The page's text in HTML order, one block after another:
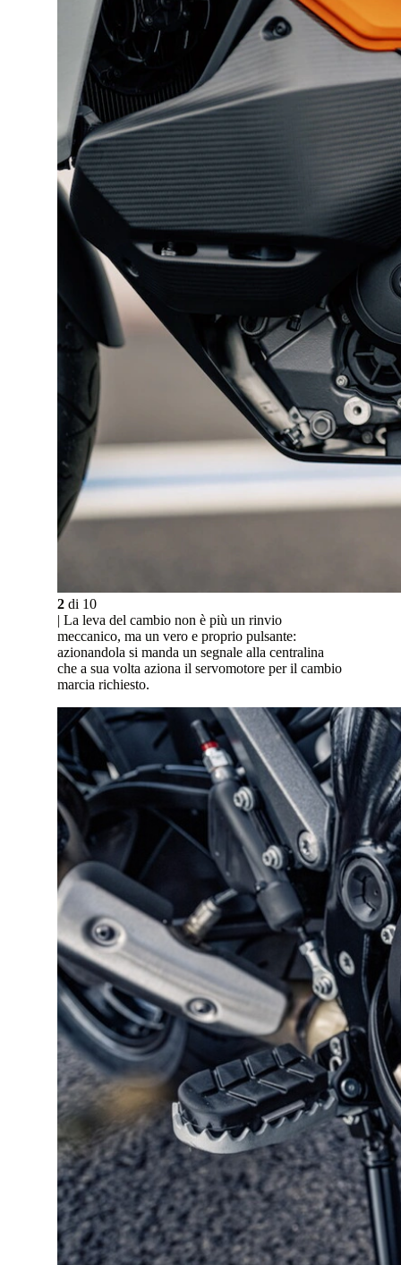
2 di 10
| La leva del cambio non è più un rinvio
meccanico, ma un vero e proprio pulsante:
azionandola si manda un segnale alla centralina
che a sua volta aziona il servomotore per il cambio
marcia richiesto.